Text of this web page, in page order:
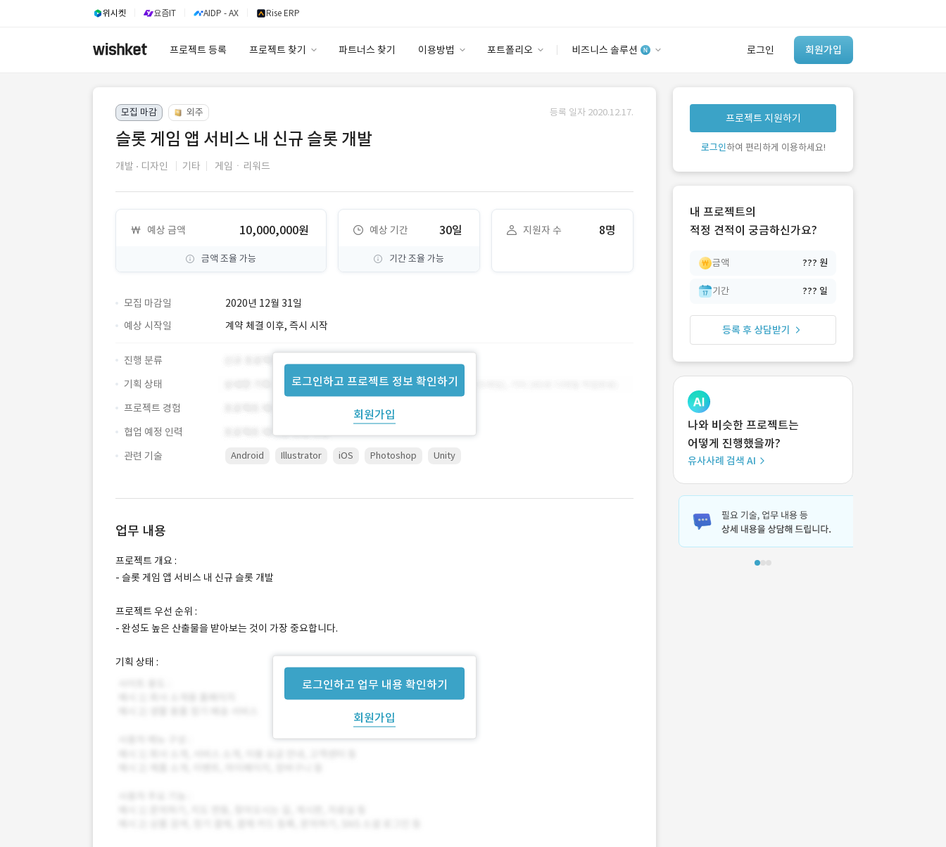
위시켓 요즘IT AIDP - AX Rise ERP
프로젝트 등록 프로젝트 찾기 파트너스 찾기 이용방법 포트폴리오 비즈니스 솔루션 로그인 회원가입
안심 코드 케어
유사사례 검색 AI
‘이런 거’ 만들어본
개발 회사 있어?
모집 마감 외주 등록 일자 2020.12.17.
슬롯 게임 앱 서비스 내 신규 슬롯 개발
개발 디자인 기타 게임ㆍ리워드
예상 금액 10,000,000원
금액 조율 가능
예상 기간 30일
기간 조율 가능
지원자 수 8명
모집 마감일 2020년 12월 31일
로그인하고 프로젝트 정보 확인하기
회원가입
예상 시작일 계약 체결 이후, 즉시 시작
진행 분류
기획 상태
프로젝트 경험
협업 예정 인력
관련 기술
Android Illustrator iOS Photoshop Unity
업무 내용
로그인하고 업무 내용 확인하기
회원가입
프로젝트 개요 :
- 슬롯 게임 앱 서비스 내 신규 슬롯 개발
프로젝트 우선 순위 :
- 완성도 높은 산출물을 받아보는 것이 가장 중요합니다.
기획 상태 :
프로젝트 지원하기
로그인하여 편리하게 이용하세요!
내 프로젝트의
적정 견적이 궁금하신가요?
금액 ??? 원
기간 ??? 일
등록 후 상담받기
나와 비슷한 프로젝트는
어떻게 진행했을까?
유사사례 검색 AI